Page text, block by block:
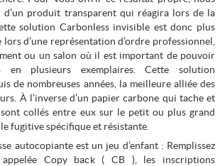
d’un produit transparent qui réagira lors de la
solution Carbonless invisible est donc plus
d’une représentation d’ordre professionnel,
ou un salon où il est important de pouvoir
plusieurs exemplaires. Cette solution
de nombreuses années, la meilleure alliée des
À l’inverse d’un papier carbone qui tache et
collés entre eux sur le petit ou plus grand
fugitive spécifique et résistante.
autocopiante est un jeu d’enfant : Remplissez
Copy back ( CB ), les inscriptions